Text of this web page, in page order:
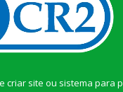
criar site ou sistema para